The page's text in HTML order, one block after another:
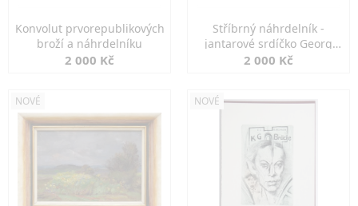
Konvolut prvorepublikových
broží a náhrdelníku
2 000 Kč
Stříbrný náhrdelník -
jantarové srdíčko Georg
Kramer
2 000 Kč
NOVÉ NOVÉ